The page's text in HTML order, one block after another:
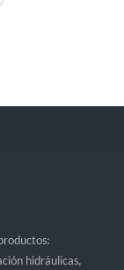
hidráulicas,